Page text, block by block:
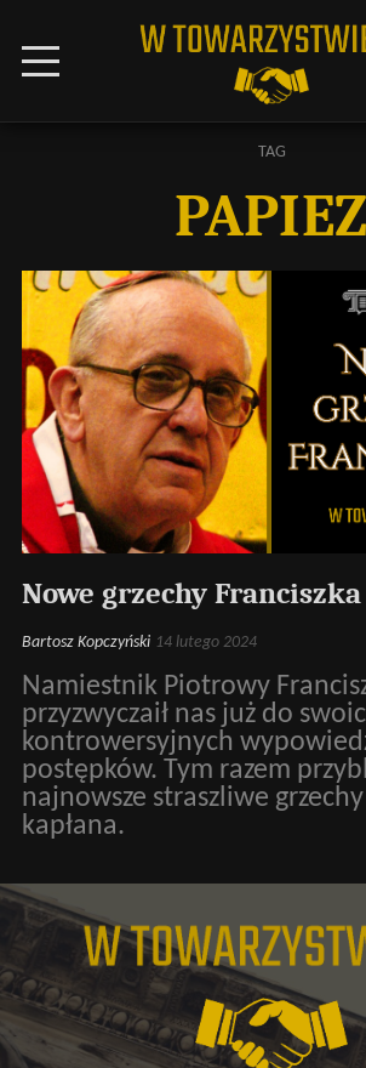
TAG
PAPIEZ
Nowe grzechy Franciszka
Bartosz Kopczyński 14 lutego 2024
Namiestnik Piotrowy
przyzwyczaił nas już do
kontrowersyjnych
postępków. Tym razem
najnowsze straszliwe
kapłana.